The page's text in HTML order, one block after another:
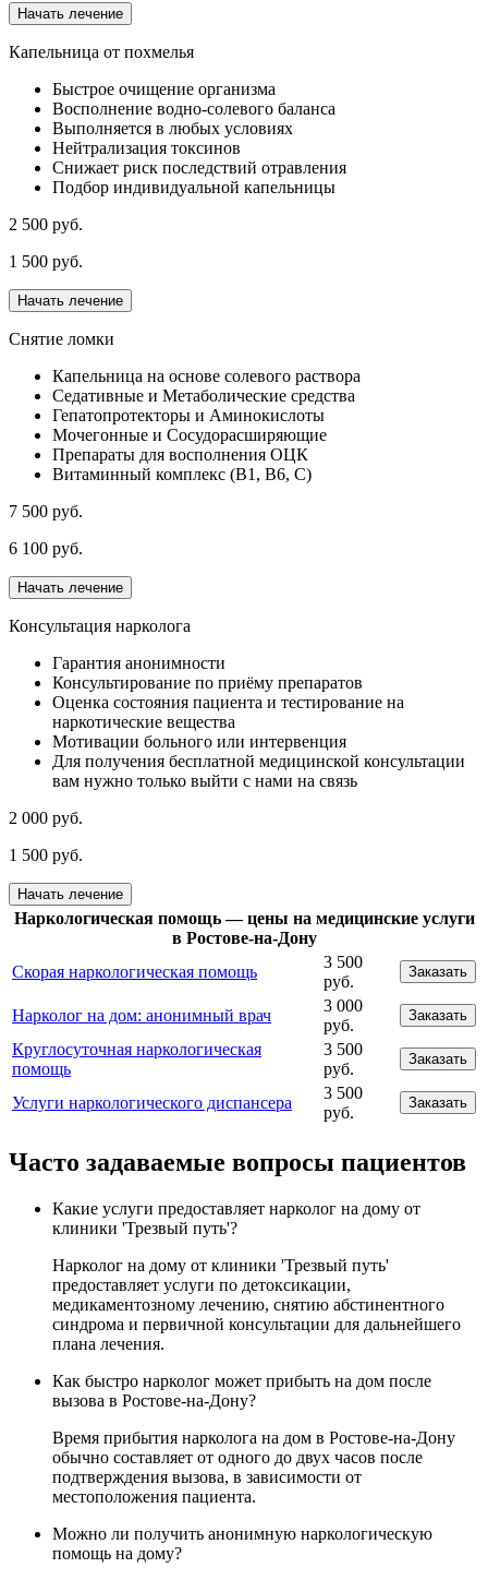
Начать лечение
Капельница от похмелья
Быстрое очищение организма
Восполнение водно-солевого баланса
Выполняется в любых условиях
Нейтрализация токсинов
Снижает риск последствий отравления
Подбор индивидуальной капельницы
2 500 руб.
1 500 руб.
Начать лечение
Снятие ломки
Капельница на основе солевого раствора
Седативные и Метаболические средства
Гепатопротекторы и Аминокислоты
Мочегонные и Сосудорасширяющие
Препараты для восполнения ОЦК
Витаминный комплекс (В1, В6, С)
7 500 руб.
6 100 руб.
Начать лечение
Консультация нарколога
Гарантия анонимности
Консультирование по приёму препаратов
Оценка состояния пациента и тестирование на
наркотические вещества
Мотивации больного или интервенция
Для получения бесплатной медицинской консультации
вам нужно только выйти с нами на связь
2 000 руб.
1 500 руб.
Начать лечение
Наркологическая помощь — цены на медицинские услуги
в Ростове-на-Дону
Скорая наркологическая помощь
3 500
руб.
Заказать
Нарколог на дом: анонимный врач
3 000
руб.
Заказать
Круглосуточная наркологическая
помощь
3 500
руб.
Заказать
Услуги наркологического диспансера
3 500
руб.
Заказать
Часто задаваемые вопросы пациентов
Какие услуги предоставляет нарколог на дому от
клиники 'Трезвый путь'?
Нарколог на дому от клиники 'Трезвый путь'
предоставляет услуги по детоксикации,
медикаментозному лечению, снятию абстинентного
синдрома и первичной консультации для дальнейшего
плана лечения.
Как быстро нарколог может прибыть на дом после
вызова в Ростове-на-Дону?
Время прибытия нарколога на дом в Ростове-на-Дону
обычно составляет от одного до двух часов после
подтверждения вызова, в зависимости от
местоположения пациента.
Можно ли получить анонимную наркологическую
помощь на дому?